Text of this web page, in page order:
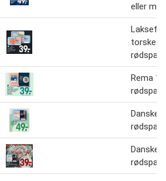
eller
Rema
Danske
Danske